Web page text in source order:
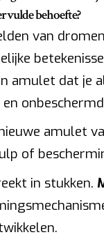
behoefte?
van
amulet dat je
amulet
of
in stukken.